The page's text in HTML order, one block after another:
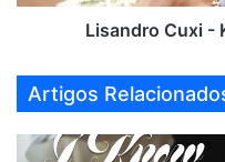
Lisandro Cuxi -
Artigos